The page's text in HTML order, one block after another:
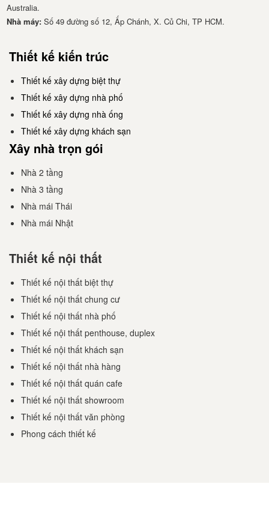
Australia.
Nhà má​y: Số 49 đường số 12, Ấp Chánh, X. Củ Chi, TP HCM.
Thiết kế kiến trúc
Thiết kế xây dựng biệt thự
Thiết kế xây dựng nhà phố
Thiết kế xây dựng nhà ống
Thiết kế xây dựng khách sạn
Xây nhà trọn gói
Nhà 2 tầng
Nhà 3 tầng
Nhà mái Thái
Nhà mái Nhật
Thiết kế nội thất
Thiết kế nội thất biệt thự
Thiết kế nội thất chung cư
Thiết kế nội thất nhà phố
Thiết kế nội thất penthouse, duplex
Thiết kế nội thất khách sạn
Thiết kế nội thất nhà hàng
Thiết kế nội thất quán cafe
Thiết kế nội thất showroom
Thiết kế nội thất văn phòng
Phong cách thiết kế